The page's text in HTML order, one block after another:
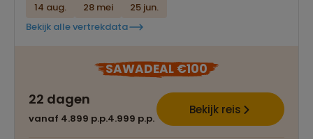
14 aug. 28 mei
25 jun.
Bekijk alle vertrekdata
SAWADEAL €100
22 dagen
vanaf 4.899 p.p.4.999 p.p.
Bekijk reis